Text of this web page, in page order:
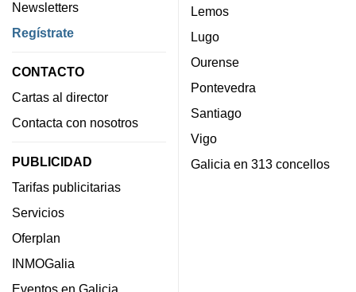
Newsletters
Regístrate
CONTACTO
Cartas al director
Contacta con nosotros
PUBLICIDAD
Tarifas publicitarias
Servicios
Oferplan
INMOGalia
Eventos en Galicia
Lemos
Lugo
Ourense
Pontevedra
Santiago
Vigo
Galicia en 313 concellos